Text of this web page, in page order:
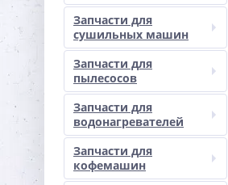
Запчасти для
сушильных машин
Запчасти для
пылесосов
Запчасти для
водонагревателей
Запчасти для
кофемашин
Прессостат стиральной машины
Electrolux/Zanussi/AEG -
3792216040